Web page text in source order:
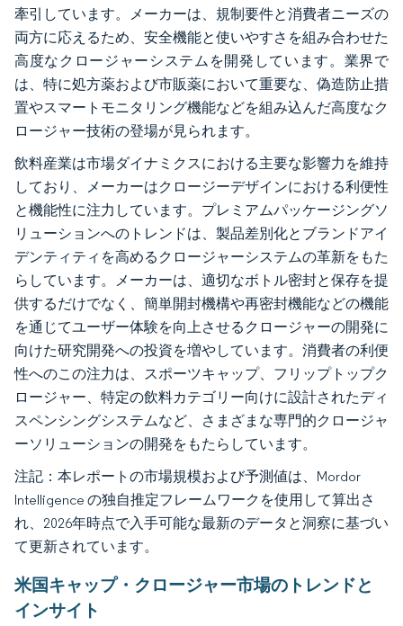
牽引しています。メーカーは、規制要件と消費者ニーズの
両方に応えるため、安全機能と使いやすさを組み合わせた
高度なクロージャーシステムを開発しています。業界で
は、特に処方薬および市販薬において重要な、偽造防止措
置やスマートモニタリング機能などを組み込んだ高度なク
ロージャー技術の登場が見られます。
飲料産業は市場ダイナミクスにおける主要な影響力を維持
しており、メーカーはクロージーデザインにおける利便性
と機能性に注力しています。プレミアムパッケージングソ
リューションへのトレンドは、製品差別化とブランドアイ
デンティティを高めるクロージャーシステムの革新をもた
らしています。メーカーは、適切なボトル密封と保存を提
供するだけでなく、簡単開封機構や再密封機能などの機能
を通じてユーザー体験を向上させるクロージャーの開発に
向けた研究開発への投資を増やしています。消費者の利便
性へのこの注力は、スポーツキャップ、フリップトップク
ロージャー、特定の飲料カテゴリー向けに設計されたディ
スペンシングシステムなど、さまざまな専門的クロージャ
ーソリューションの開発をもたらしています。
注記：本レポートの市場規模および予測値は、Mordor
Intelligence の独自推定フレームワークを使用して算出さ
れ、2026年時点で入手可能な最新のデータと洞察に基づい
て更新されています。
米国キャップ・クロージャー市場のトレンドと
インサイト